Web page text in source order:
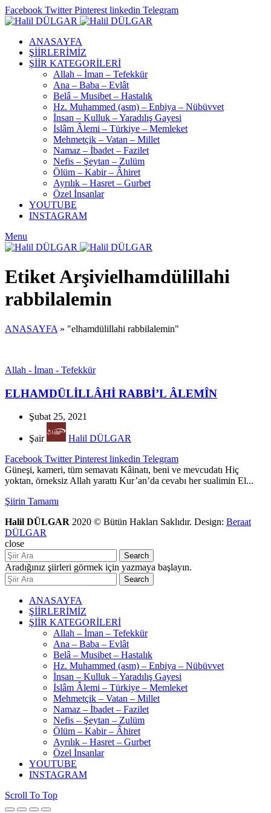
Facebook Twitter Pinterest linkedin Telegram
ANASAYFA
ŞİİRLERİMİZ
ŞİİR KATEGORİLERİ
Allah – İman – Tefekkür
Ana – Baba – Evlât
Belâ – Musibet – Hastalık
Hz. Muhammed (asm) – Enbiya – Nübüvvet
İnsan – Kulluk – Yaradılış Gayesi
İslâm Âlemi – Türkiye – Memleket
Mehmetçik – Vatan – Millet
Namaz – İbadet – Fazilet
Nefis – Şeytan – Zulüm
Ölüm – Kabir – Âhiret
Ayrılık – Hasret – Gurbet
Özel İnsanlar
YOUTUBE
INSTAGRAM
Menu
Etiket Arşivielhamdülillahi
rabbilalemin
ANASAYFA » "elhamdülillahi rabbilalemin"
Allah - İman - Tefekkür
ELHAMDÜLİLLÂHİ RABBİ’L ÂLEMÎN
Şubat 25, 2021
Şair
Halil DÜLGAR
Facebook Twitter Pinterest linkedin Telegram
Güneşi, kameri, tüm semavatı Kâinatı, beni ve mevcudatı Hiç
yoktan, örneksiz Allah yarattı Kur’an’da cevabı her sualimin El...
Şiirin Tamamı
Halil DÜLGAR 2020 © Bütün Hakları Saklıdır. Design: Beraat
DÜLGAR
close
Search
Aradığınız şiirleri görmek için yazmaya başlayın.
Search
ANASAYFA
ŞİİRLERİMİZ
ŞİİR KATEGORİLERİ
Allah – İman – Tefekkür
Ana – Baba – Evlât
Belâ – Musibet – Hastalık
Hz. Muhammed (asm) – Enbiya – Nübüvvet
İnsan – Kulluk – Yaradılış Gayesi
İslâm Âlemi – Türkiye – Memleket
Mehmetçik – Vatan – Millet
Namaz – İbadet – Fazilet
Nefis – Şeytan – Zulüm
Ölüm – Kabir – Âhiret
Ayrılık – Hasret – Gurbet
Özel İnsanlar
YOUTUBE
INSTAGRAM
Scroll To Top